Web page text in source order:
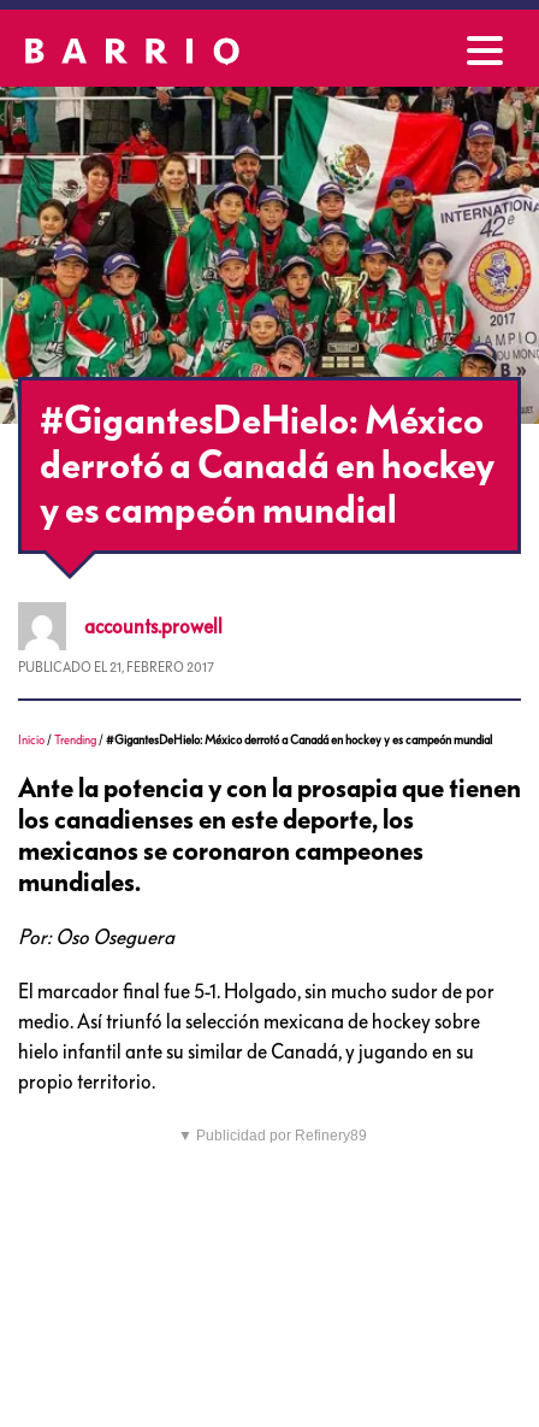
#GigantesDeHielo: México
derrotó a Canadá en hockey
y es campeón mundial
accounts.prowell
PUBLICADO EL 21, FEBRERO 2017
Inicio /Trending /#GigantesDeHielo: México derrotó a Canadá en hockey y es campeón mundial
Ante la potencia y con la prosapia que tienen
los canadienses en este deporte, los
mexicanos se coronaron campeones
mundiales.
Por: Oso Oseguera
El marcador final fue 5-1. Holgado, sin mucho sudor de por
medio. Así triunfó la selección mexicana de hockey sobre
hielo infantil ante su similar de Canadá, y jugando en su
propio territorio.
▼ Publicidad por Refinery89